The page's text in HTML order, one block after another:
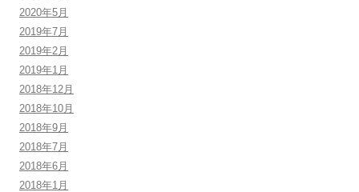
2020年5月
2019年7月
2019年2月
2019年1月
2018年12月
2018年10月
2018年9月
2018年7月
2018年6月
2018年1月